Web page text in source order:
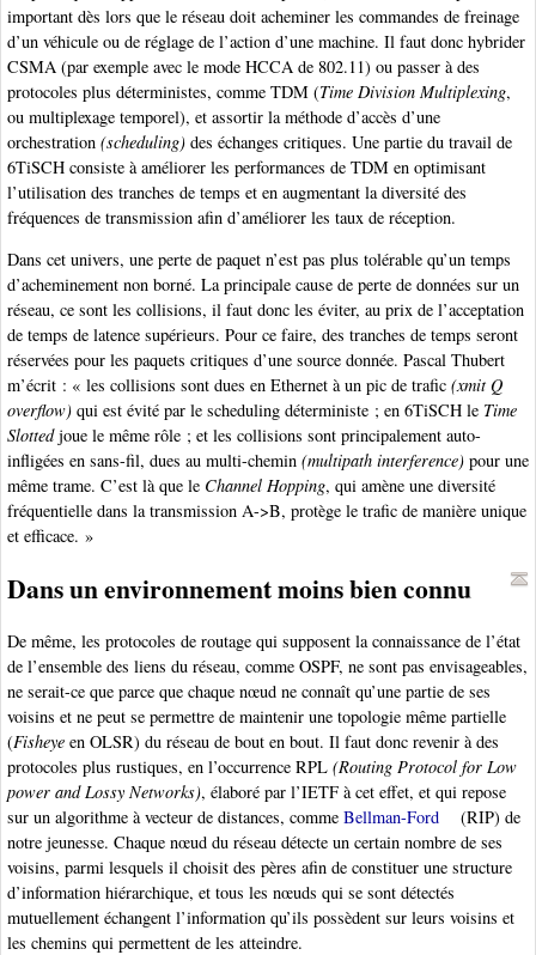
important dès lors que le réseau doit acheminer les commandes de freinage
d’un véhicule ou de réglage de l’action d’une machine. Il faut donc hybrider
CSMA (par exemple avec le mode HCCA de 802.11) ou passer à des
protocoles plus déterministes, comme TDM (Time Division Multiplexing,
ou multiplexage temporel), et assortir la méthode d’accès d’une
orchestration (scheduling) des échanges critiques. Une partie du travail de
6TiSCH consiste à améliorer les performances de TDM en optimisant
l’utilisation des tranches de temps et en augmentant la diversité des
fréquences de transmission afin d’améliorer les taux de réception.
Dans cet univers, une perte de paquet n’est pas plus tolérable qu’un temps
d’acheminement non borné. La principale cause de perte de données sur un
réseau, ce sont les collisions, il faut donc les éviter, au prix de l’acceptation
de temps de latence supérieurs. Pour ce faire, des tranches de temps seront
réservées pour les paquets critiques d’une source donnée. Pascal Thubert
m’écrit : « les collisions sont dues en Ethernet à un pic de trafic (xmit Q
overflow) qui est évité par le scheduling déterministe ; en 6TiSCH le Time
Slottedjoue le même rôle ; et les collisions sont principalement auto-
infligées en sans-fil, dues au multi-chemin (multipath interference) pour une
même trame. C’est là que le Channel Hopping, qui amène une diversité
fréquentielle dans la transmission A->B, protège le trafic de manière unique
et efficace. »
Dans un environnement moins bien connu
De même, les protocoles de routage qui supposent la connaissance de l’état
de l’ensemble des liens du réseau, comme OSPF, ne sont pas envisageables,
ne serait-ce que parce que chaque nœud ne connaît qu’une partie de ses
voisins et ne peut se permettre de maintenir une topologie même partielle
(Fisheye en OLSR) du réseau de bout en bout. Il faut donc revenir à des
protocoles plus rustiques, en l’occurrence RPL (Routing Protocol for Low
power and Lossy Networks), élaboré par l’IETF à cet effet, et qui repose
sur un algorithme à vecteur de distances, comme Bellman-Ford
(RIP) de
notre jeunesse. Chaque nœud du réseau détecte un certain nombre de ses
voisins, parmi lesquels il choisit des pères afin de constituer une structure
d’information hiérarchique, et tous les nœuds qui se sont détectés
mutuellement échangent l’information qu’ils possèdent sur leurs voisins et
les chemins qui permettent de les atteindre.